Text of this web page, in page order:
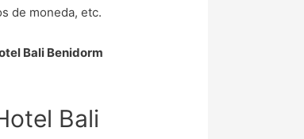
de moneda, etc.
Bali Benidorm
Bali